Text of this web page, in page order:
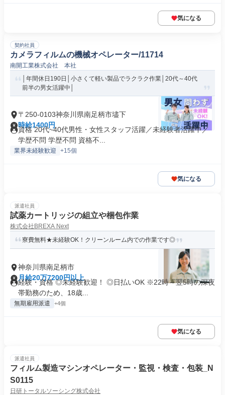
気になる
契約社員
カメラフィルムの機械オペレーター/11714
南開工業株式会社 本社
│年間休日190日│小さくて軽い製品でラクラク作業│20代～40代
前半の男女活躍中│
〒250-0103神奈川県南足柄市壗下
時給1400円
資格 20代~40代男性・女性スタッフ活躍／未経験者活躍中／
学歴不問 学歴不問 資格不...
業界未経験歓迎 +15個
気になる
派遣社員
試薬カートリッジの組立や梱包作業
株式会社BREXA Next
寮費無料★未経験OK！クリーンルーム内での作業です◎
神奈川県南足柄市
月給20万7200円以上
経験・資格 ◎未経験歓迎！ ◎日払いOK ※22時～翌5時の深夜
帯勤務のため、18歳...
無期雇用派遣 +4個
気になる
派遣社員
フィルム製造マシンオペレーター・監視・検査・包装_N
S0115
日研トータルソーシング株式会社